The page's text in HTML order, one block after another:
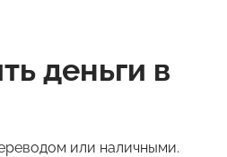
деньги в
или наличными.